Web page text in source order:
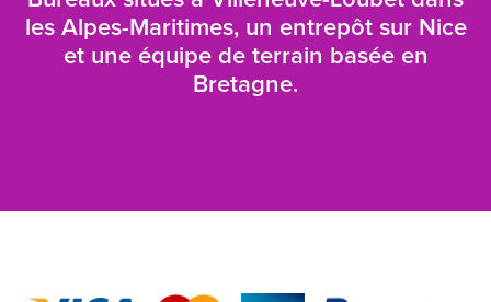
les Alpes-Maritimes, un entrepôt sur Nice
et une équipe de terrain basée en
Bretagne.